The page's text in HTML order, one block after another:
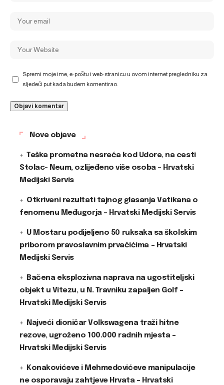
Spremi moje ime, e-poštu i web-stranicu u ovom internet pregledniku za
sljedeći put kada budem komentirao.
Nove objave
Teška prometna nesreća kod Udore, na cesti
Stolac- Neum, ozlijeđeno više osoba – Hrvatski
Medijski Servis
Otkriveni rezultati tajnog glasanja Vatikana o
fenomenu Međugorja – Hrvatski Medijski Servis
U Mostaru podijeljeno 50 ruksaka sa školskim
priborom pravoslavnim prvačićima – Hrvatski
Medijski Servis
Bačena eksplozivna naprava na ugostiteljski
objekt u Vitezu, u N. Travniku zapaljen Golf –
Hrvatski Medijski Servis
Najveći dioničar Volkswagena traži hitne
rezove, ugroženo 100.000 radnih mjesta –
Hrvatski Medijski Servis
Konakovićeve i Mehmedovićeve manipulacije
ne osporavaju zahtjeve Hrvata – Hrvatski